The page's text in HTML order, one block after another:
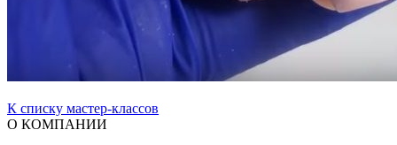
К списку мастер-классов
О КОМПАНИИ